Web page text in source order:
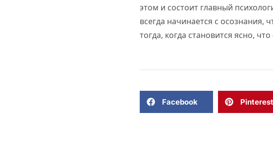
этом и состоит главный
всегда начинается с осознания,
тогда, когда становится ясно,
Facebook Pinterest